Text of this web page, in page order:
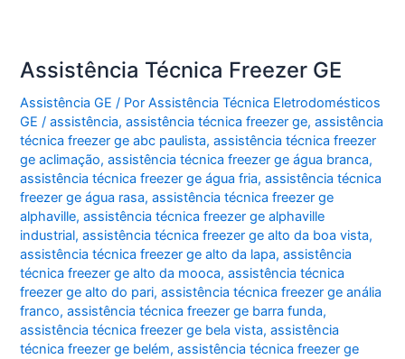
Assistência Técnica Freezer GE
Assistência GE / PorAssistência Técnica Eletrodomésticos
GE/assistência,assistência técnica freezer ge,assistência
técnica freezer ge abc paulista,assistência técnica freezer
ge aclimação,assistência técnica freezer ge água branca,
assistência técnica freezer ge água fria,assistência técnica
freezer ge água rasa,assistência técnica freezer ge
alphaville,assistência técnica freezer ge alphaville
industrial,assistência técnica freezer ge alto da boa vista,
assistência técnica freezer ge alto da lapa,assistência
técnica freezer ge alto da mooca,assistência técnica
freezer ge alto do pari,assistência técnica freezer ge anália
franco,assistência técnica freezer ge barra funda,
assistência técnica freezer ge bela vista,assistência
técnica freezer ge belém,assistência técnica freezer ge